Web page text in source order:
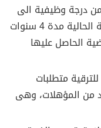
من درجة وظيفية الى
اخرى ما دام لم يمر على عمله بالدرجة الحالية مدة 4 سنوات
الحاصل عليها
متطلبات
من المؤهلات، وهى